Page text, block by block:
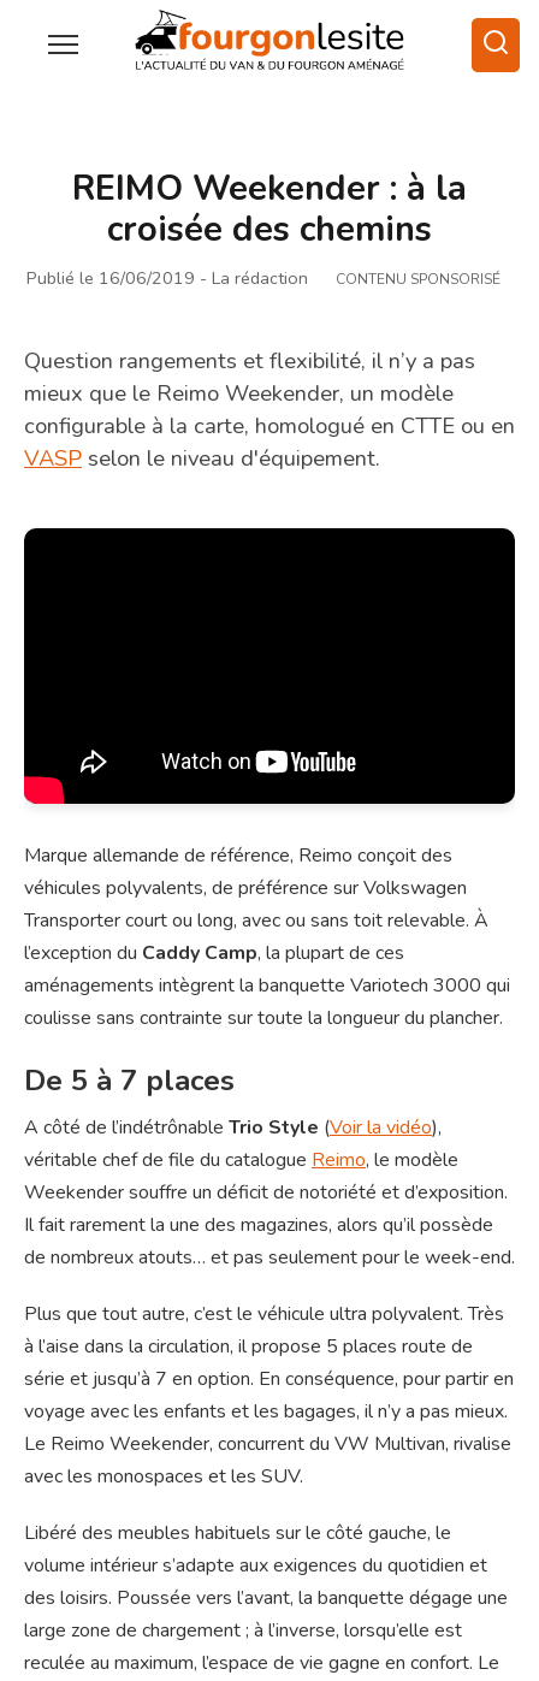
REIMO Weekender : à la
croisée des chemins
Publié le 16/06/2019 - La rédaction CONTENU SPONSORISÉ
Question rangements et flexibilité, il n’y a pas
mieux que le Reimo Weekender, un modèle
configurable à la carte, homologué en CTTE ou en
VASP selon le niveau d'équipement.
Marque allemande de référence, Reimo conçoit des
véhicules polyvalents, de préférence sur Volkswagen
Transporter court ou long, avec ou sans toit relevable. À
l’exception du Caddy Camp, la plupart de ces
aménagements intègrent la banquette Variotech 3000 qui
coulisse sans contrainte sur toute la longueur du plancher.
De 5 à 7 places
A côté de l’indétrônable Trio Style (Voir la vidéo),
véritable chef de file du catalogue Reimo, le modèle
Weekender souffre un déficit de notoriété et d’exposition.
Il fait rarement la une des magazines, alors qu’il possède
de nombreux atouts… et pas seulement pour le week-end.
Plus que tout autre, c’est le véhicule ultra polyvalent. Très
à l’aise dans la circulation, il propose 5 places route de
série et jusqu’à 7 en option. En conséquence, pour partir en
voyage avec les enfants et les bagages, il n’y a pas mieux.
Le Reimo Weekender, concurrent du VW Multivan, rivalise
avec les monospaces et les SUV.
Libéré des meubles habituels sur le côté gauche, le
volume intérieur s’adapte aux exigences du quotidien et
des loisirs. Poussée vers l’avant, la banquette dégage une
large zone de chargement ; à l’inverse, lorsqu’elle est
reculée au maximum, l’espace de vie gagne en confort. Le